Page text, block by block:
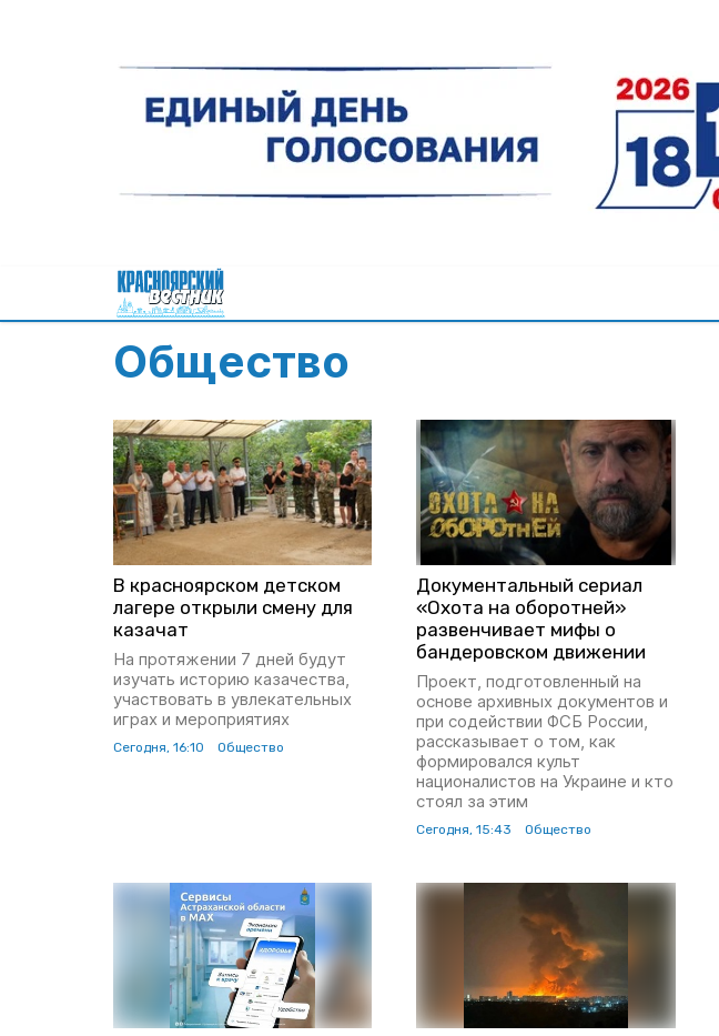
Общество
В красноярском детском
лагере открыли смену для
казачат
На протяжении 7 дней будут
изучать историю казачества,
участвовать в увлекательных
играх и мероприятиях
Сегодня, 16:10 Общество
Документальный сериал
«Охота на оборотней»
развенчивает мифы о
бандеровском движении
Проект, подготовленный на
основе архивных документов и
при содействии ФСБ России,
рассказывает о том, как
формировался культ
националистов на Украине и кто
стоял за этим
Сегодня, 15:43 Общество